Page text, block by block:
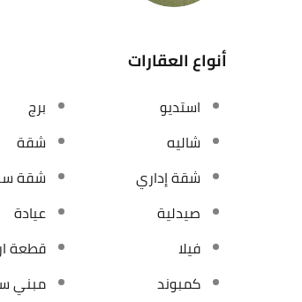
أنواع العقارات
استديو
برج
شاليه
شقة
شقة إداري
شقة
صيدلية
عيادة
فيلا
قطعة
كمبوند
مبني